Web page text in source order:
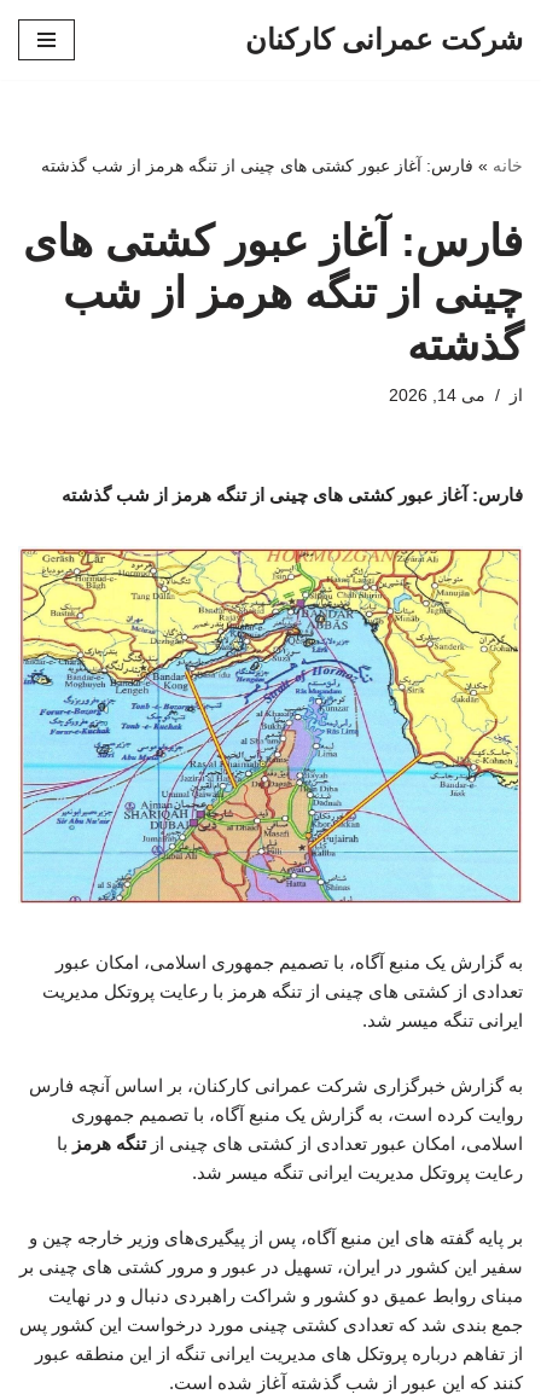
شرکت عمرانی کارکنان
خانه » فارس: آغاز عبور کشتی های چینی از تنگه هرمز از شب گذشته
فارس: آغاز عبور کشتی های
چینی از تنگه هرمز از شب
گذشته
از می 14, 2026
فارس: آغاز عبور کشتی های چینی از تنگه هرمز از شب گذشته
به گزارش یک منبع آگاه، با تصمیم جمهوری اسلامی، امکان عبور
تعدادی از کشتی های چینی از تنگه هرمز با رعایت پروتکل مدیریت
ایرانی تنگه میسر شد.
به گزارش خبرگزاری شرکت عمرانی کارکنان، بر اساس آنچه فارس
روایت کرده است، به گزارش یک منبع آگاه، با تصمیم جمهوری
اسلامی، امکان عبور تعدادی از کشتی های چینی ازتنگه هرمز با
رعایت پروتکل مدیریت ایرانی تنگه میسر شد.
بر پایه گفته های این منبع آگاه، پس از پیگیری‌های وزیر خارجه چین و
سفیر این کشور در ایران، تسهیل در عبور و مرور کشتی های چینی بر
مبنای روابط عمیق دو کشور و شراکت راهبردی دنبال و در نهایت
جمع بندی شد که تعدادی کشتی چینی مورد درخواست این کشور پس
از تفاهم درباره پروتکل های مدیریت ایرانی تنگه از این منطقه عبور
کنند که این عبور از شب گذشته آغاز شده است.